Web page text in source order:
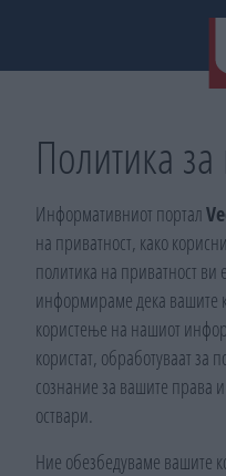
Политика
Информативниот портал
на приватност, како
политика на приватност ви
информираме дека
користење на нашиот
користат, обработуваат за
сознание за вашите права
оствари.
Ние обезбедуваме вашите